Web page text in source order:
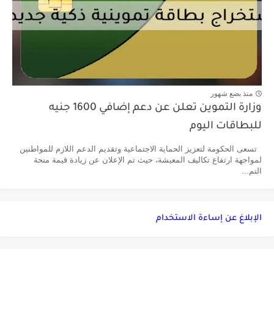
منذ بضع شهور
وزارة التموين تعلن عن دعم إضافي 1600 جنيه
للبطاقات اليوم
تسعى الحكومة لتعزيز الحماية الاجتماعية وتقديم الدعم اللازم للمواطنين
لمواجهة ارتفاع تكاليف المعيشة، حيث تم الإعلان عن زيادة قيمة منحة
التم...
الإبلاغ عن إساءة الاستخدام